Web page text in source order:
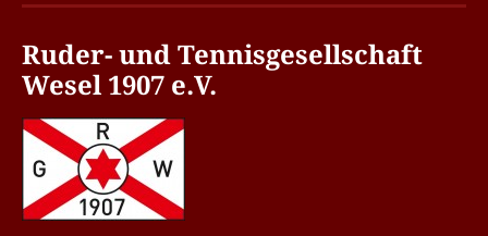
Ruder- und Tennisgesellschaft
Wesel 1907 e.V.